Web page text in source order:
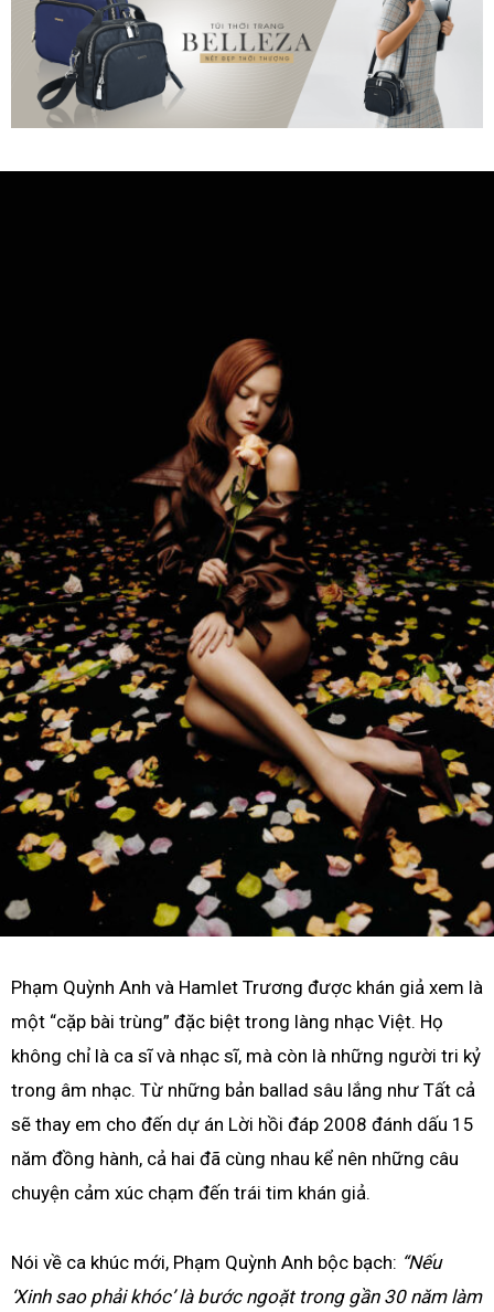
Phạm Quỳnh Anh và Hamlet Trương được khán giả xem là
một “cặp bài trùng” đặc biệt trong làng nhạc Việt. Họ
không chỉ là ca sĩ và nhạc sĩ, mà còn là những người tri kỷ
trong âm nhạc. Từ những bản ballad sâu lắng như Tất cả
sẽ thay em cho đến dự án Lời hồi đáp 2008 đánh dấu 15
năm đồng hành, cả hai đã cùng nhau kể nên những câu
chuyện cảm xúc chạm đến trái tim khán giả.
Nói về ca khúc mới, Phạm Quỳnh Anh bộc bạch: “Nếu
‘Xinh sao phải khóc’ là bước ngoặt trong gần 30 năm làm